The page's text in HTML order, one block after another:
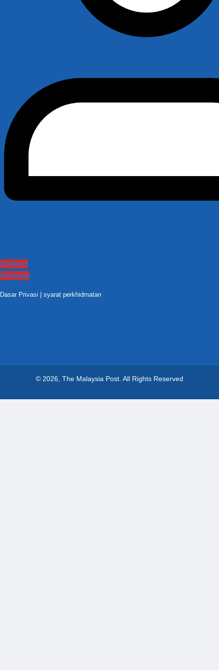
Contact
Sitemap
Dasar Privasi syarat perkhidmatan
© 2026, The Malaysia Post. All Rights Reserved